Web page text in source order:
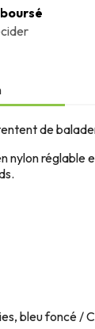
de
nylon réglable
bleu foncé /